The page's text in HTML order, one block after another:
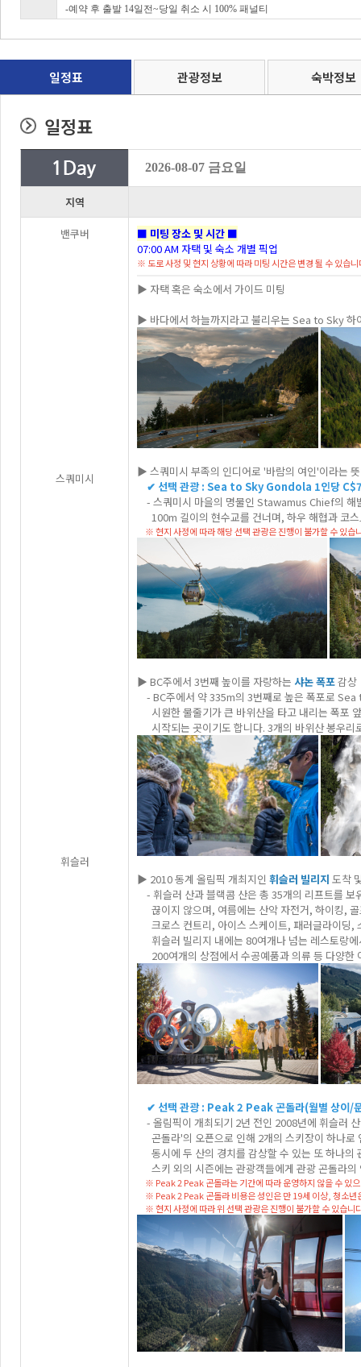
-예약 후 출발 14일전~당일 취소 시 100% 패널티
일정표 관광정보 숙박정보
일정표
2026-08-07 금요일
지역
밴쿠버
스쿼미시
휘슬러
■ 미팅 장소 및 시간 ■
07:00 AM 자택 및 숙소 개별 픽업
※ 도로 사정 및 현지 상황에 따라 미팅 시간은 변경 될 수 있습니
▶ 자택 혹은 숙소에서 가이드 미팅
▶ 바다에서 하늘까지라고 불리우는 Sea to Sky 하
▶ 스쿼미시 부족의 인디어로 '바람의 여인'이라는
✔ 선택 관광 : Sea to Sky Gondola 1인당
- 스쿼미시 마을의 명물인 Stawamus Chief의 해
100m 길이의 현수교를 건너며, 하우 해협과 코
※ 현지 사정에 따라 해당 선택 관광은 진행이 불가할 수 있습
▶ BC주에서 3번째 높이를 자랑하는 샤논 폭포감상
- BC주에서 약 335m의 3번째로 높은 폭포로
시원한 물줄기가 큰 바위산을 타고 내리는 폭포
시작되는 곳이기도 합니다. 3개의 바위산 봉우리
▶ 2010 동계 올림픽 개최지인 휘슬러 빌리지 도착
- 휘슬러 산과 블랙콤 산은 총 35개의 리프트를
끊이지 않으며, 여름에는 산악 자전거, 하이킹,
크로스 컨트리, 아이스 스케이트, 패러글라이딩,
휘슬러 빌리지 내에는 80여개나 넘는 레스토랑
200여개의 상점에서 수공예품과 의류 등 다양한
✔ 선택 관광 : Peak 2 Peak 곤돌라(월별 상이/
- 올림픽이 개최되기 2년 전인 2008년에 휘슬러
곤돌라'의 오픈으로 인해 2개의 스키장이 하나로
동시에 두 산의 경치를 감상할 수 있는 또 하나의
스키 외의 시즌에는 관광객들에게 관광 곤돌라의
※ Peak 2 Peak 곤돌라는 기간에 따라 운영하지 않을 수 있
※ Peak 2 Peak 곤돌라 비용은 성인은 만 19세 이상, 청소
※ 현지 사정에 따라 위 선택 관광은 진행이 불가할 수 있습니